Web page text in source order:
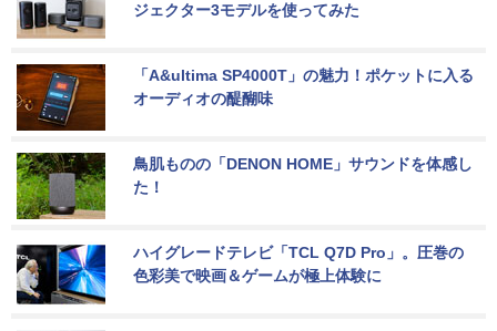
ジェクター3モデルを使ってみた
「A&ultima SP4000T」の魅力！ポケットに入る
オーディオの醍醐味
鳥肌ものの「DENON HOME」サウンドを体感し
た！
ハイグレードテレビ「TCL Q7D Pro」。圧巻の
色彩美で映画＆ゲームが極上体験に